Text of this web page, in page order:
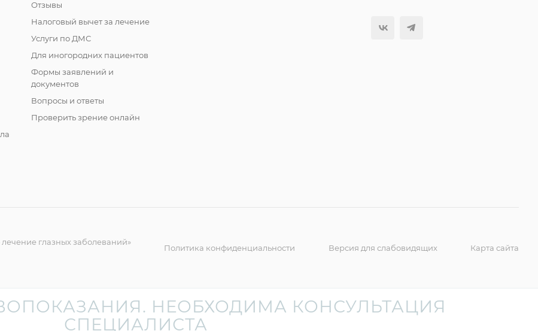
Отзывы
Налоговый вычет за лечение
Услуги по ДМС
Для иногородних пациентов
Формы заявлений и
документов
Вопросы и ответы
Проверить зрение онлайн
глазных заболеваний»
Политика конфиденциальности Версия для слабовидящих Карта сайта
НЕОБХОДИМА КОНСУЛЬТАЦИЯ
СПЕЦИАЛИСТА